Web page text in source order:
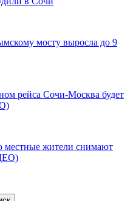
мосту выросла до 9
рейса Сочи-Москва будет
местные жители снимают